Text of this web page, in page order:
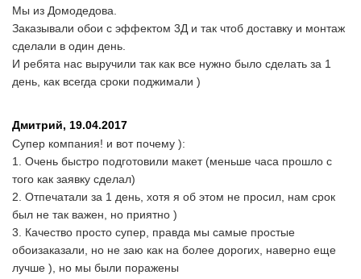
Мы из Домодедова.
Заказывали обои с эффектом 3Д и так чтоб доставку и монтаж
сделали в один день.
И ребята нас выручили так как все нужно было сделать за 1
день, как всегда сроки поджимали )
Дмитрий, 19.04.2017
Супер компания! и вот почему ):
1. Очень быстро подготовили макет (меньше часа прошло с
того как заявку сделал)
2. Отпечатали за 1 день, хотя я об этом не просил, нам срок
был не так важен, но приятно )
3. Качество просто супер, правда мы самые простые
обоизаказали, но не заю как на более дорогих, наверно еще
лучше ), но мы были поражены